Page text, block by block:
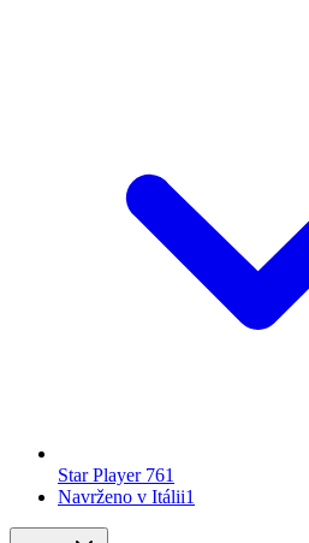
Star Player 761
Navrženo v Itálii1